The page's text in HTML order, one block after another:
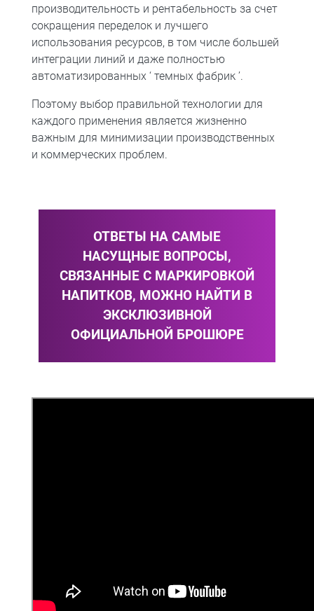
производительность и рентабельность за счет
сокращения переделок и лучшего
использования ресурсов, в том числе большей
интеграции линий и даже полностью
автоматизированных ‘ темных фабрик ’.
Поэтому выбор правильной технологии для
каждого применения является жизненно
важным для минимизации производственных
и коммерческих проблем.
ОТВЕТЫ НА САМЫЕ
НАСУЩНЫЕ ВОПРОСЫ,
СВЯЗАННЫЕ С МАРКИРОВКОЙ
НАПИТКОВ, МОЖНО НАЙТИ В
ЭКСКЛЮЗИВНОЙ
ОФИЦИАЛЬНОЙ БРОШЮРЕ